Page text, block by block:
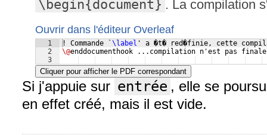
\begin{document} . La compilation
Ouvrir dans l'éditeur Overleaf
1
2
3
! Commande `\label ' a �t� red�finie, cette
\@enddocumenthook ...compilation n'est pas finale
Cliquer pour afficher le PDF correspondant
Si j'appuie sur entrée , elle se
en effet créé, mais il est vide.